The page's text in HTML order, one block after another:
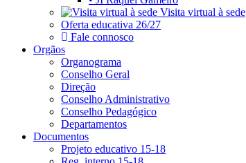
Visita virtual à sede
Oferta educativa 26/27
Fale connosco
Orgãos
Organograma
Conselho Geral
Direção
Conselho Administrativo
Conselho Pedagógico
Departamentos
Documentos
Projeto educativo 15-18